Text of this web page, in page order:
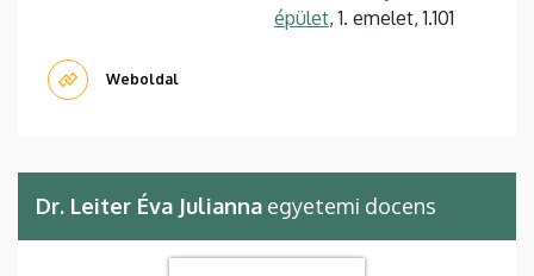
épület, 1. emelet, 1.101
Weboldal
Dr. Leiter Éva Julianna egyetemi docens